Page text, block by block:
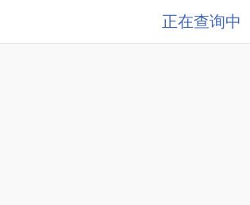
正在查询中